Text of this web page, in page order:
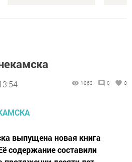
1063 0 0
выпущена новая книга
содержание составили